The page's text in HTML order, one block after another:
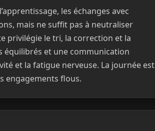
les échanges avec
mais ne suffit pas à neutraliser
privilégie le tri, la correction et la
équilibrés et une communication
et la fatigue nerveuse. La journée est
engagements flous.